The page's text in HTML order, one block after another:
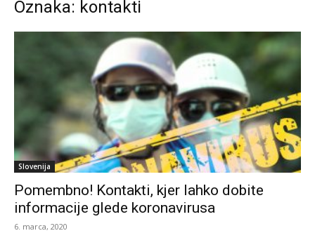
Oznaka: kontakti
Slovenija
Pomembno! Kontakti, kjer lahko dobite
informacije glede koronavirusa
6. marca, 2020